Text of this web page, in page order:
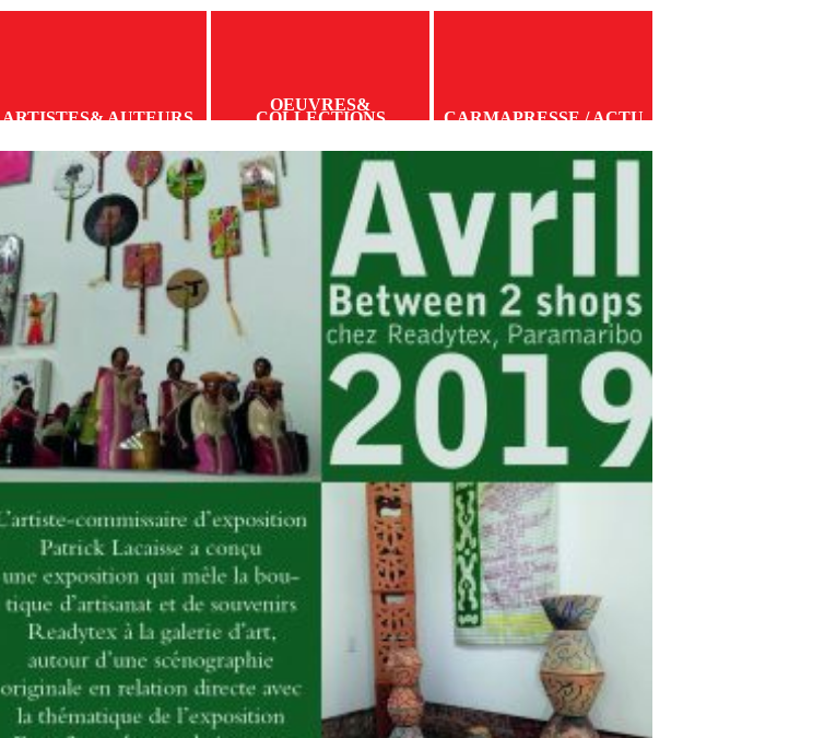
ARTISTES& AUTEURS
OEUVRES&
COLLECTIONS CARMAPRESSE / ACTU